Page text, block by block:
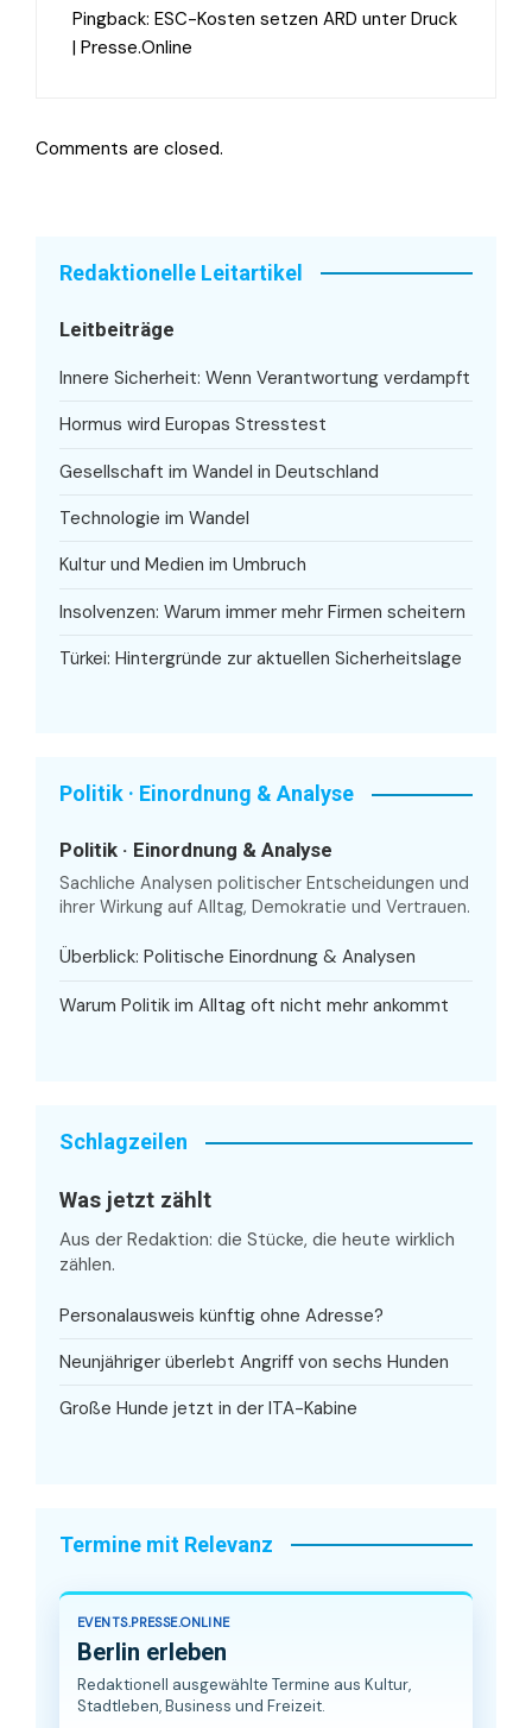
Pingback: ESC-Kosten setzen ARD unter Druck
| Presse.Online
Comments are closed.
Redaktionelle Leitartikel
Leitbeiträge
Innere Sicherheit: Wenn Verantwortung verdampft
Hormus wird Europas Stresstest
Gesellschaft im Wandel in Deutschland
Technologie im Wandel
Kultur und Medien im Umbruch
Insolvenzen: Warum immer mehr Firmen scheitern
Türkei: Hintergründe zur aktuellen Sicherheitslage
Politik · Einordnung & Analyse
Politik · Einordnung & Analyse
Sachliche Analysen politischer Entscheidungen und
ihrer Wirkung auf Alltag, Demokratie und Vertrauen.
Überblick: Politische Einordnung & Analysen
Warum Politik im Alltag oft nicht mehr ankommt
Schlagzeilen
Was jetzt zählt
Aus der Redaktion: die Stücke, die heute wirklich
zählen.
Personalausweis künftig ohne Adresse?
Neunjähriger überlebt Angriff von sechs Hunden
Große Hunde jetzt in der ITA-Kabine
Termine mit Relevanz
EVENTS.PRESSE.ONLINE
Berlin erleben
Redaktionell ausgewählte Termine aus Kultur,
Stadtleben, Business und Freizeit.